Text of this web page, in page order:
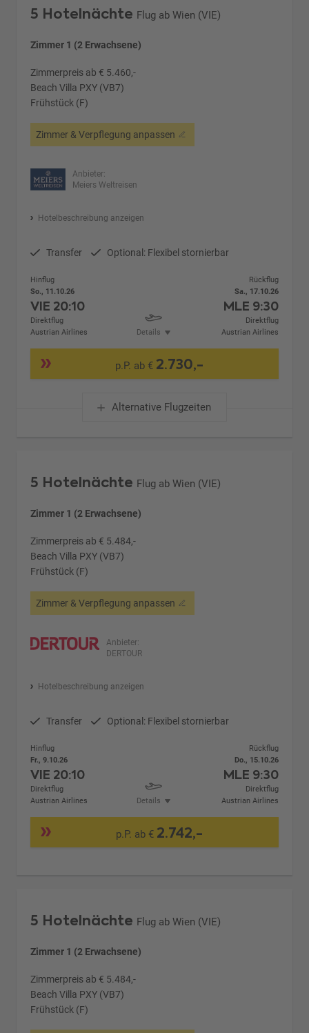
5 Hotelnächte Flug ab Wien (VIE)
Zimmer 1 (2 Erwachsene)
Zimmerpreis ab € 5.460,-
Beach Villa PXY (VB7)
Frühstück (F)
Zimmer & Verpflegung anpassen
Anbieter:
Meiers Weltreisen
Hotelbeschreibung anzeigen
Transfer Optional: Flexibel stornierbar
Hinflug
So., 11.10.26
VIE 20:10
Direktflug
Austrian Airlines
Details
Rückflug
Sa., 17.10.26
MLE 9:30
Direktflug
Austrian Airlines
p.P. ab € 2.730,-
Alternative Flugzeiten
5 Hotelnächte Flug ab Wien (VIE)
Zimmer 1 (2 Erwachsene)
Zimmerpreis ab € 5.484,-
Beach Villa PXY (VB7)
Frühstück (F)
Zimmer & Verpflegung anpassen
Anbieter:
DERTOUR
Hotelbeschreibung anzeigen
Transfer Optional: Flexibel stornierbar
Hinflug
Fr., 9.10.26
VIE 20:10
Direktflug
Austrian Airlines
Details
Rückflug
Do., 15.10.26
MLE 9:30
Direktflug
Austrian Airlines
p.P. ab € 2.742,-
5 Hotelnächte Flug ab Wien (VIE)
Zimmer 1 (2 Erwachsene)
Zimmerpreis ab € 5.484,-
Beach Villa PXY (VB7)
Frühstück (F)